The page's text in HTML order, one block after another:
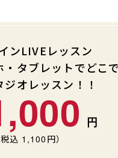
ンLIVEレッスン
・タブレットでどこ
オレッスン！！
税込 1,100 円）